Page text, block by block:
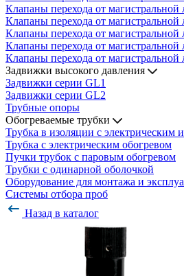
Клапаны перехода от
Клапаны перехода от
Клапаны перехода от
Клапаны перехода от
Клапаны перехода от
Задвижки высокого давления
Задвижки серии GL1
Задвижки серии GL2
Трубные опоры
Обогреваемые трубки
Трубка в изоляции с электрическим
Трубка с электрическим обогревом
Пучки трубок с паровым обогревом
Трубки с одинарной оболочкой
Оборудование для монтажа и
Системы отбора проб
Назад в каталог